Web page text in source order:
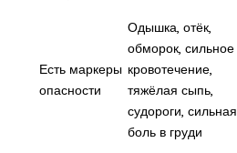
Есть маркеры
опасности
Одышка, отёк,
обморок, сильное
кровотечение,
тяжёлая сыпь,
судороги, сильная
боль в груди